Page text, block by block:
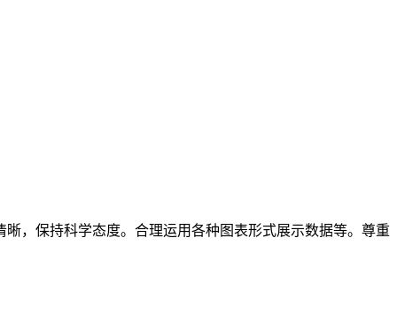
，保持科学态度。合理运用各种图表形式展示数据等。尊重